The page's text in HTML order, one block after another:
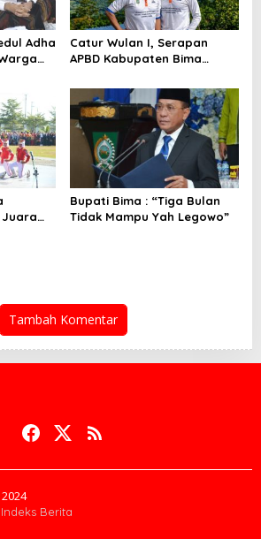
Adha
Catur Wulan I, Serapan
APBD Kabupaten Bima
Juara
Bupati Bima : “Tiga Bulan
Tidak Mampu Yah Legowo”
Tambah Komentar
Indeks Berita